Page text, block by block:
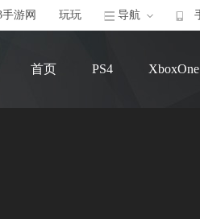
手游网 玩玩 导航
首页 PS4 XboxOne